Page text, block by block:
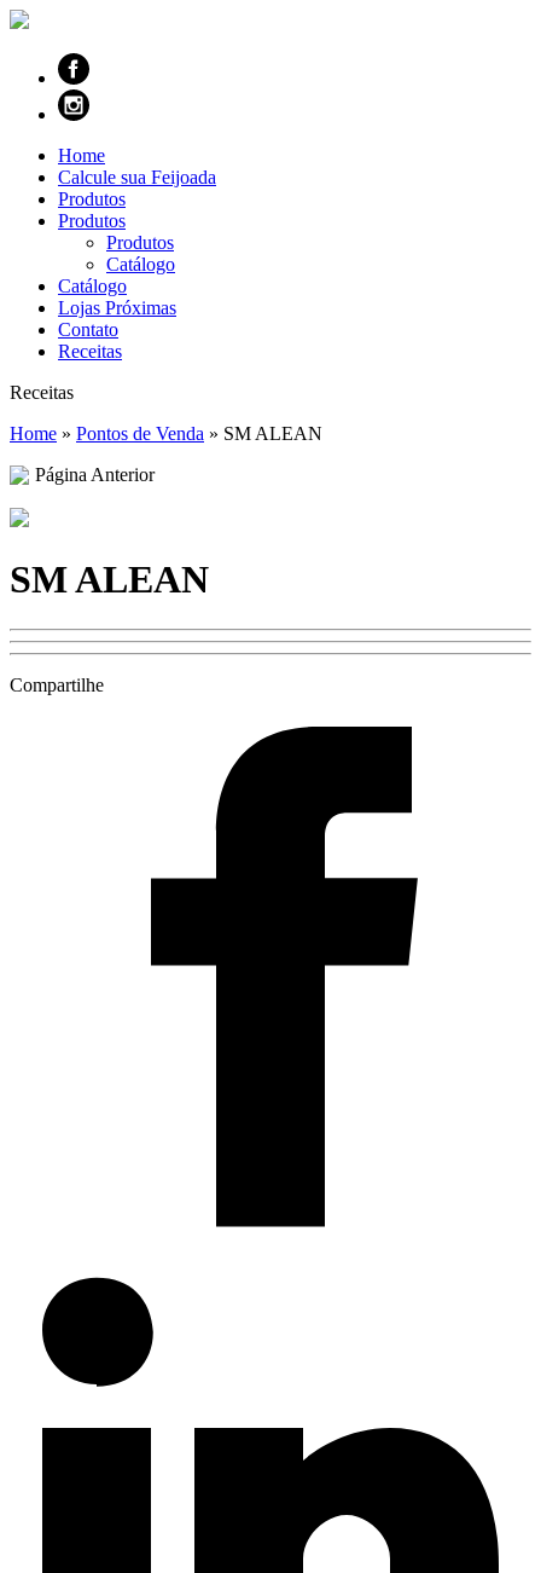
Home
Calcule sua Feijoada
Produtos
Produtos
Produtos
Catálogo
Catálogo
Lojas Próximas
Contato
Receitas
Receitas
Home » Pontos de Venda » SM ALEAN
Página Anterior
SM ALEAN
Compartilhe